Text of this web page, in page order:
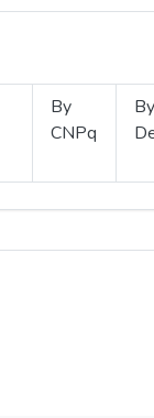
By
CNPq
By